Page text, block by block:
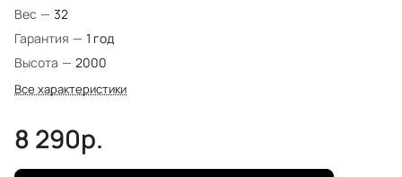
Вес — 32
Гарантия — 1 год
Высота — 2000
Все характеристики
8 290р.